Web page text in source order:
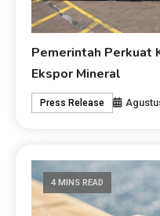
Pemerintah Perkuat
Ekspor Mineral
Press Release
4 MINS READ